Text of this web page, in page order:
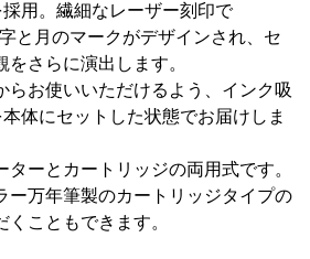
用。繊細なレーザー刻印で
と月のマークがデザインされ、セ
さらに演出します。
らお使いいただけるよう、インク吸
体にセットした状態でお届けしま
ーとカートリッジの両用式です。
ー万年筆製のカートリッジタイプの
こともできます。